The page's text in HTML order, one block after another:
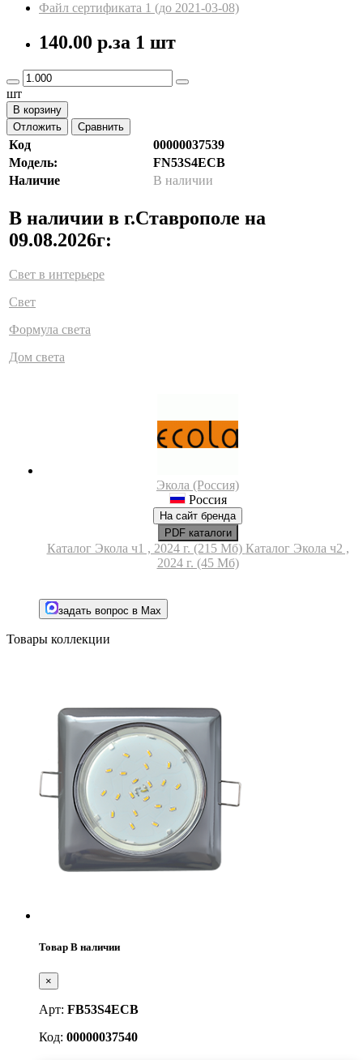
Файл сертификата 1 (до 2021-03-08)
140.00 р.за 1 шт
шт
В корзину
Отложить
Сравнить
Код
00000037539
Модель:
FN53S4ECB
Наличие
В наличии
В наличии в г.Ставрополе на
09.08.2026г:
Свет в интерьере
Свет
Формула света
Дом света
Экола (Россия)
Россия
На сайт бренда
PDF каталоги
Каталог Экола ч1 , 2024 г. (215 Мб) Каталог Экола ч2 ,
2024 г. (45 Мб)
задать вопрос в Max
Товары коллекции
Товар В наличии
×
Арт: FB53S4ECB
Код: 00000037540